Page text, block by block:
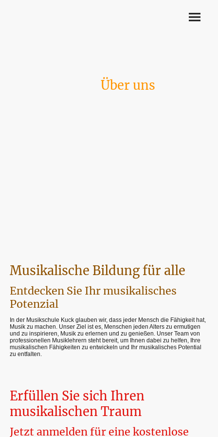
Über uns
Musikalische Bildung für alle
Entdecken Sie Ihr musikalisches
Potenzial
In der Musikschule Kuck glauben wir, dass jeder Mensch die Fähigkeit hat,
Musik zu machen. Unser Ziel ist es, Menschen jeden Alters zu ermutigen
und zu inspirieren, Musik zu erlernen und zu genießen. Unser Team von
professionellen Musiklehrern steht bereit, um Ihnen dabei zu helfen, Ihre
musikalischen Fähigkeiten zu entwickeln und Ihr musikalisches Potential
zu entfalten.
Erfüllen Sie sich Ihren
musikalischen Traum
Jetzt anmelden für eine kostenlose